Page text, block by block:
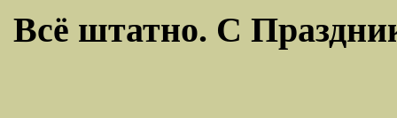
Всё штатно. С